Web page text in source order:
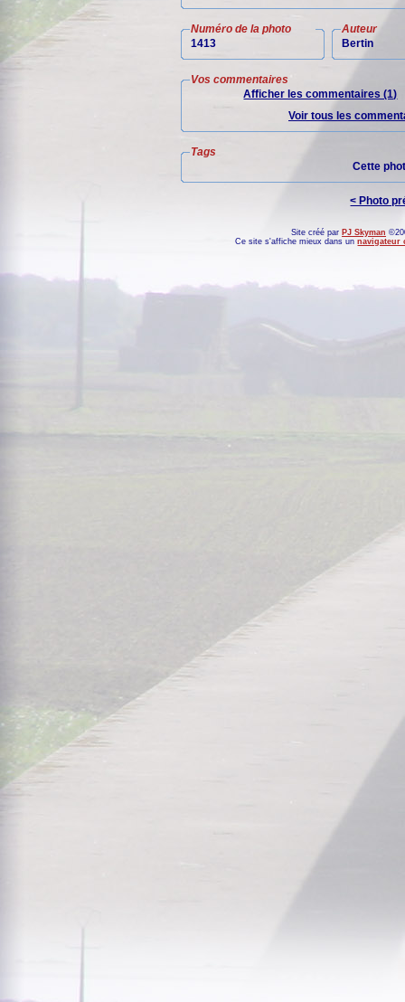
Numéro de la photo
1413
Auteur
Bertin
Vos commentaires
Afficher les commentaires (1)
Voir tous les
Tags
Cette
< Photo
Site créé par PJ Skyman
Ce site s'affiche mieux dans unnavigateur